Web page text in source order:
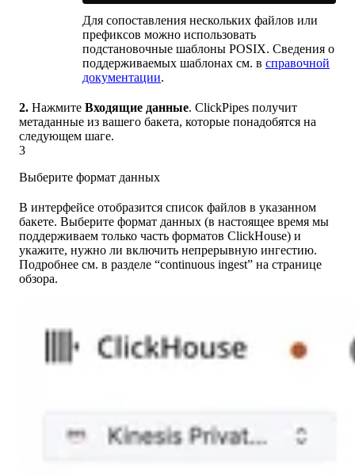
Для сопоставления нескольких файлов или
префиксов можно использовать
подстановочные шаблоны POSIX. Сведения о
поддерживаемых шаблонах см. в справочной
документации.
2. Нажмите Входящие данные. ClickPipes получит
метаданные из вашего бакета, которые понадобятся на
следующем шаге.
3
Выберите формат данных
В интерфейсе отобразится список файлов в указанном
бакете. Выберите формат данных (в настоящее время мы
поддерживаем только часть форматов ClickHouse) и
укажите, нужно ли включить непрерывную ингестию.
Подробнее см. в разделе “continuous ingest” на странице
обзора.